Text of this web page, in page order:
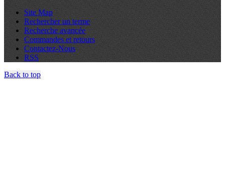
Site Map
Rechercher un terme
Recherche avancée
Commandes et retours
Contactez-Nous
RSS
Back to top